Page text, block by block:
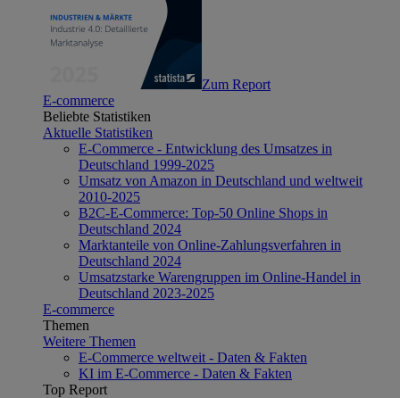
Zum Report
E-commerce
Beliebte Statistiken
Aktuelle Statistiken
E-Commerce - Entwicklung des Umsatzes in
Deutschland 1999-2025
Umsatz von Amazon in Deutschland und weltweit
2010-2025
B2C-E-Commerce: Top-50 Online Shops in
Deutschland 2024
Marktanteile von Online-Zahlungsverfahren in
Deutschland 2024
Umsatzstarke Warengruppen im Online-Handel in
Deutschland 2023-2025
E-commerce
Themen
Weitere Themen
E-Commerce weltweit - Daten & Fakten
KI im E-Commerce - Daten & Fakten
Top Report